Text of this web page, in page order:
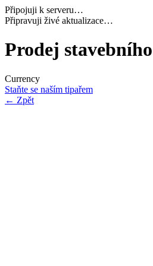
Připojuji k serveru…
Načítám potřebná data…
Prodej
Currency
Staňte se naším tipařem
← Zpět